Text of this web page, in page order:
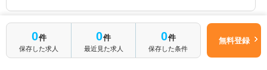
最近見た求人一覧
0件
保存した求人
0件
最近見た求人
0件
保存した条件
無料登録